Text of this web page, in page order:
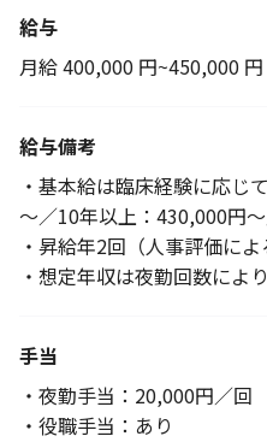
給与
月給 400,000 円~450,000 円
給与備考
・基本給は臨床経験に応じ
～／10年以上：430,000円
・昇給年2回（人事評価によ
・想定年収は夜勤回数によ
手当
・夜勤手当：20,000円／回
・役職手当：あり